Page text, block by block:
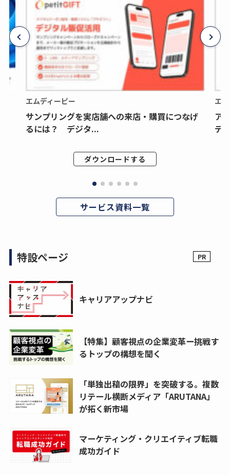
エムディーピー
サンプリングを実店舗への来店・購買につなげ
るには？ デジタ...
ダウンロードする
エ
ア
デ
サービス資料一覧
特設ページ
キャリアアップナビ
【特集】顧客視点の企業変革ー挑戦す
るトップの構想を聞く
「単独出稿の限界」を突破する。複数
リテール横断メディア「ARUTANA」
が拓く新市場
マーケティング・クリエイティブ転職
成功ガイド